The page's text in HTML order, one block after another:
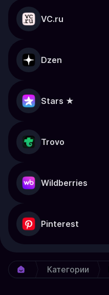
VC.ru
Dzen
Stars ★
Trovo
Wildberries
Pinterest
Категории